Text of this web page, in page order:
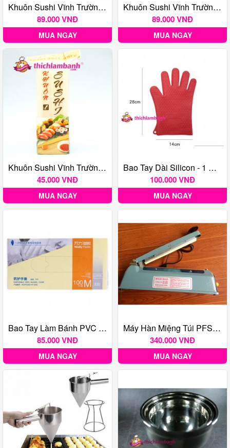
Khuôn Sushi Vĩnh Trường HÌNH TIM (mẫu Số 5)
89.000 VNĐ
MUA NGAY
Khuôn Sushi Vĩnh Trường HÌNH TRÒN (mẫu Số 4)
89.000 VNĐ
MUA NGAY
Khuôn Sushi Vĩnh Trường (mẫu Số 1)
45.000 VNĐ
MUA NGAY
Bao Tay Dài Silicon - 1 Cặp 2 Cái
100.000 VNĐ
MUA NGAY
Bao Tay Làm Bánh PVC 100c
85.000 VNĐ
MUA NGAY
Máy Hàn Miệng Túi PFS-200
340.000 VNĐ
MUA NGAY